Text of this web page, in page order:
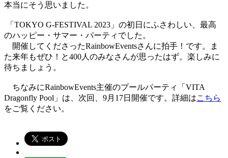
本当にそう思いました。
「TOKYO G-FESTIVAL 2023」の初日にふさわしい、最高
のハッピー・サマー・パーティでした。
開催してくださったRainbowEventsさんに拍手！です。ま
た来年もぜひ！と400人のみなさんが思ったはず。楽しみに
待ちましょう。
ちなみにRainbowEvents主催のプールパーティ「VITA
Dragonfly Pool」は、次回、9月17日開催です。詳細はこちら
をご覧ください。